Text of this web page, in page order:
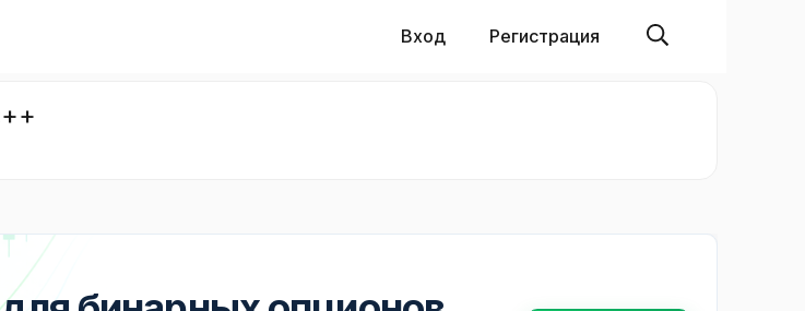
Вход Регистрация